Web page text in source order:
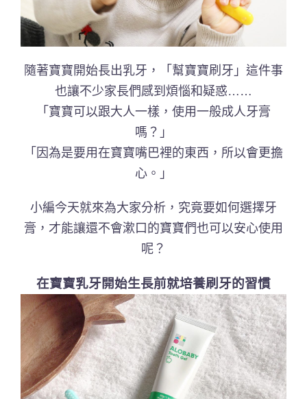
隨著寶寶開始長出乳牙，「幫寶寶刷牙」這件事
也讓不少家長們感到煩惱和疑惑……
「寶寶可以跟大人一樣，使用一般成人牙膏
嗎？」
「因為是要用在寶寶嘴巴裡的東西，所以會更擔
心。」
小編今天就來為大家分析，究竟要如何選擇牙
膏，才能讓還不會漱口的寶寶們也可以安心使用
呢？
在寶寶乳牙開始生長前就培養刷牙的習慣